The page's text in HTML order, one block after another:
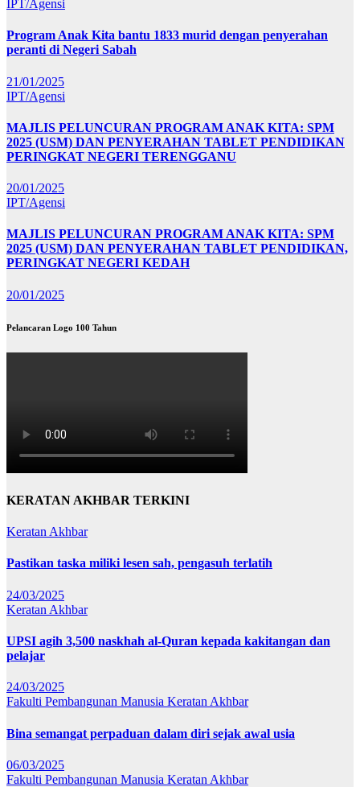
IPT/Agensi
Program Anak Kita bantu 1833 murid dengan penyerahan
peranti di Negeri Sabah
21/01/2025
IPT/Agensi
MAJLIS PELUNCURAN PROGRAM ANAK KITA: SPM
2025 (USM) DAN PENYERAHAN TABLET PENDIDIKAN
PERINGKAT NEGERI TERENGGANU
20/01/2025
IPT/Agensi
MAJLIS PELUNCURAN PROGRAM ANAK KITA: SPM
2025 (USM) DAN PENYERAHAN TABLET PENDIDIKAN,
PERINGKAT NEGERI KEDAH
20/01/2025
Pelancaran Logo 100 Tahun
KERATAN AKHBAR TERKINI
Keratan Akhbar
Pastikan taska miliki lesen sah, pengasuh terlatih
24/03/2025
Keratan Akhbar
UPSI agih 3,500 naskhah al-Quran kepada kakitangan dan
pelajar
24/03/2025
Fakulti Pembangunan Manusia Keratan Akhbar
Bina semangat perpaduan dalam diri sejak awal usia
06/03/2025
Fakulti Pembangunan Manusia Keratan Akhbar